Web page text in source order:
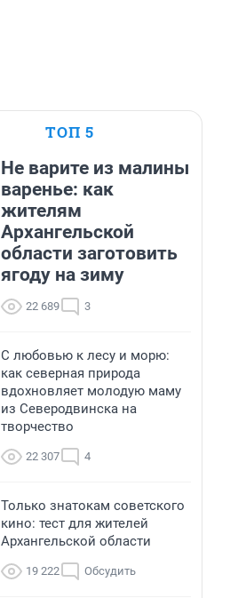
ТОП 5
Не варите из малины
варенье: как
жителям
Архангельской
области заготовить
ягоду на зиму
22 689 3
С любовью к лесу и морю:
как северная природа
вдохновляет молодую маму
из Северодвинска на
творчество
22 307 4
Только знатокам советского
кино: тест для жителей
Архангельской области
19 222 Обсудить